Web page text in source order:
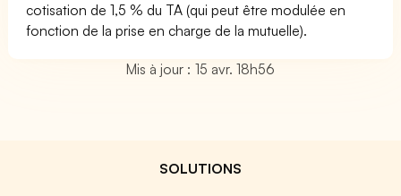
cotisation de 1,5 % du TA (qui peut être modulée en
fonction de la prise en charge de la mutuelle).
Mis à jour : 15 avr. 18h56
SOLUTIONS